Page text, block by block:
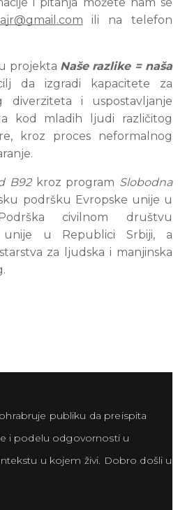
i pitanja možete nam se
ili na telefon
projekta Naše razlike = naša
da izgradi kapacitete za
diverziteta i uspostavljanje
kod mladih ljudi različitog
kroz proces neformalnog
B92 kroz program Slobodna
podršku Evropske unije u
civilnom društvu
unije u Republici Srbiji, a
za ljudska i manjinska
publiku da preispita
i podelu odgovornosti u
u kojem živi. Dobro došli u